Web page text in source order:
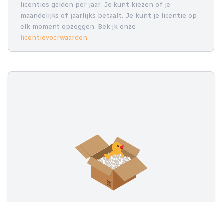
licenties gelden per jaar. Je kunt kiezen of je
maandelijks of jaarlijks betaalt. Je kunt je licentie op
elk moment opzeggen. Bekijk onze
licentievoorwaarden.